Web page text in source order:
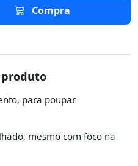
Compra
para poupar
mesmo com foco na